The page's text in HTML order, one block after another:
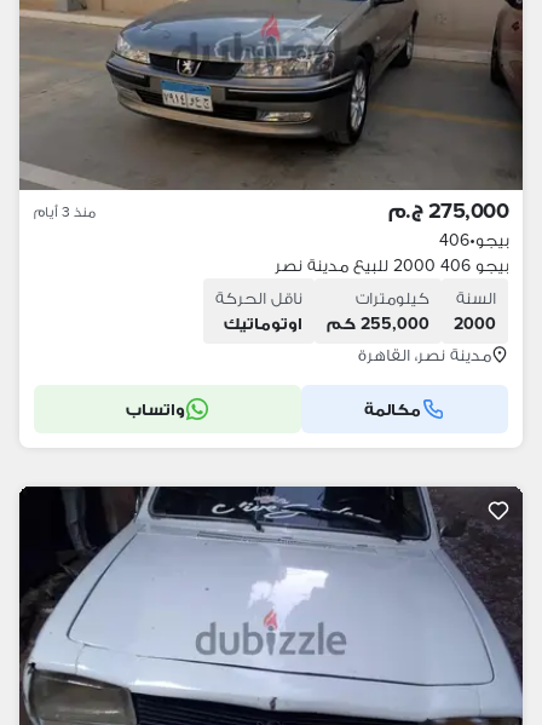
275,000 ج.م منذ 3 أيام
بيجو•
406
بيجو 406 2000 للبيع مدينة نصر
السنة
2000
كيلومترات
255,000 كم
ناقل الحركة
اوتوماتيك
مدينة نصر، القاهرة
مكالمة واتساب